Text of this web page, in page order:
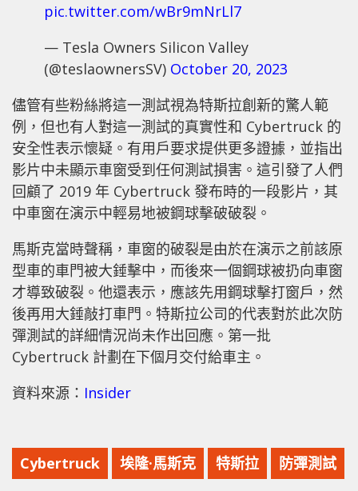
pic.twitter.com/wBr9mNrLl7
— Tesla Owners Silicon Valley
(@teslaownersSV) October 20, 2023
儘管有些粉絲將這一測試視為特斯拉創新的驚人範
例，但也有人對這一測試的真實性和 Cybertruck 的
安全性表示懷疑。有用戶要求提供更多證據，並指出
影片中未顯示車窗受到任何測試損害。這引發了人們
回顧了 2019 年 Cybertruck 發布時的一段影片，其
中車窗在演示中輕易地被鋼球擊破破裂。
馬斯克當時聲稱，車窗的破裂是由於在演示之前該原
型車的車門被大錘擊中，而後來一個鋼球被扔向車窗
才導致破裂。他還表示，應該先用鋼球擊打窗戶，然
後再用大錘敲打車門。特斯拉公司的代表對於此次防
彈測試的詳細情況尚未作出回應。第一批
Cybertruck 計劃在下個月交付給車主。
資料來源： Insider
Cybertruck 埃隆·馬斯克 特斯拉 防彈測試